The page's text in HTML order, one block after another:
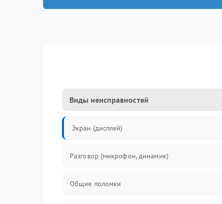
Виды неисправностей
Экран (дисплей)
Разговор (микрофон, динамик)
Общие поломки